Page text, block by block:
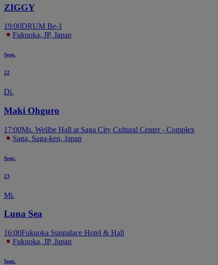
ZIGGY
19:00DRUM Be-1
Fukuoka, JP, Japan
Sept.
22
Di.
Maki Ohguro
17:00Ms. Wellbe Hall at Saga City Cultural Center - Complex
Saga, Saga-ken, Japan
Sept.
23
Mi.
Luna Sea
16:00Fukuoka Sunpalace Hotel & Hall
Fukuoka, JP, Japan
Sept.